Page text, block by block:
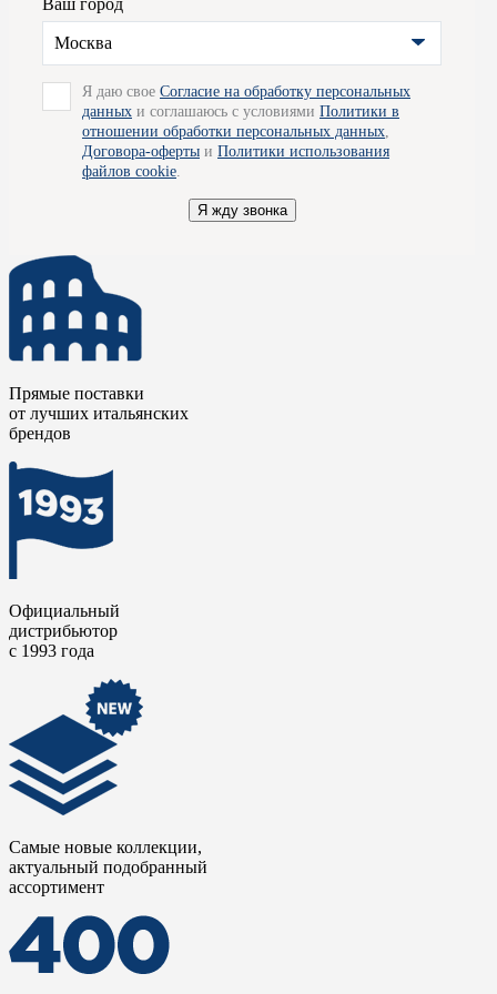
– эта продукция прослужит вам долгие годы, не теряя своего
первоначального внешнего вида и функциональности.
Изделия фабрики ко всему прочему обладают демократичной
ценой, что наряду с отменным качеством делают их просто
великолепными.
Для получения подробной информации вы можете обратиться
к специалистам наших салонов, - они будут рады
проконсультировать вас по всем вопросам и помогут
вас доставку товара по Москве.
Ваш город
Москва
Я даю свое Согласие на обработку персональных
данных и соглашаюсь с условиями Политики в
отношении обработки персональных данных
Договора-оферты и Политики использования
файлов cookie
Я жду звонка
Прямые поставки
от лучших итальянских
брендов
Официальный
дистрибьютор
с 1993 года
Самые новые коллекции,
актуальный подобранный
ассортимент